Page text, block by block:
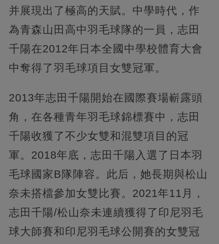
并展現出了極高的天賦。中學時代，作
為青森山田高中羽毛球隊的一員，志田
千陽在2012年日本全國中學校體育大會
中奪得了羽毛球項目女雙冠軍。
2013年志田千陽開始在國際賽場嶄露頭
角，在各種青年羽毛球錦標賽中，志田
千陽收獲了不少女雙和混雙項目的冠
軍。2018年底，志田千陽入選了日本羽
毛球國家B隊陣容。此后，她長期與松山
奈未搭檔參加女雙比賽。2021年11月，
志田千陽/松山奈未連續獲得了印尼羽毛
球大師賽和印尼羽毛球公開賽的女雙冠